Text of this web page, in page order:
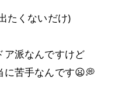
たくないだけ)
ア派なんですけど
に苦手なんです😦💭